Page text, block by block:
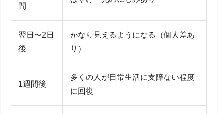
間
翌日〜2日
後
かなり見えるようになる（個人差あ
り）
1週間後
多くの人が日常生活に支障ない程度
に回復